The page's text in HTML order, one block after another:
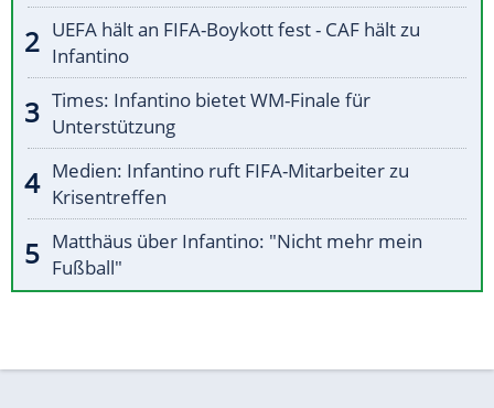
UEFA hält an FIFA-Boykott fest - CAF hält zu
Infantino
Times: Infantino bietet WM-Finale für
Unterstützung
Medien: Infantino ruft FIFA-Mitarbeiter zu
Krisentreffen
Matthäus über Infantino: "Nicht mehr mein
Fußball"